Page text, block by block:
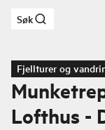
Hopp til
Søk
Fjellturer og
Lofthus -